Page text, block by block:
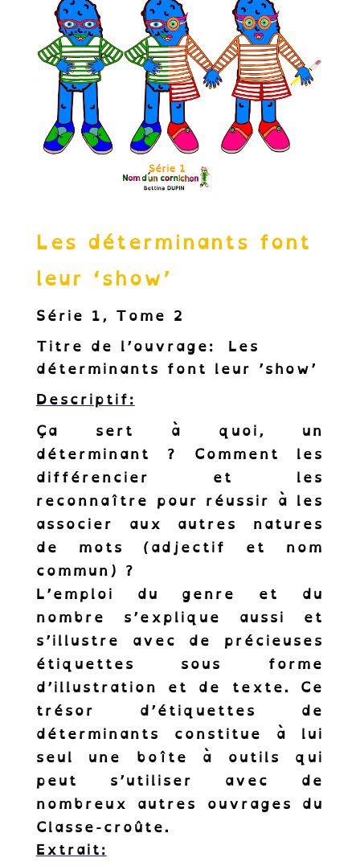
Les déterminants font
leur ‘show’
Série 1, Tome 2
Titre de l’ouvrage: Les
déterminants font leur ’show’
Descriptif:
Ça sert à quoi, un
déterminant ? Comment les
différencier et les
reconnaître pour réussir à les
associer aux autres natures
de mots (adjectif et nom
commun) ?
L’emploi du genre et du
nombre s’explique aussi et
s’illustre avec de précieuses
étiquettes sous forme
d’illustration et de texte. Ce
trésor d’étiquettes de
déterminants constitue à lui
seul une boîte à outils qui
peut s’utiliser avec de
nombreux autres ouvrages du
Classe-croûte.
Extrait: